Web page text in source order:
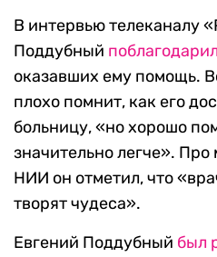
В интервью телеканалу
Поддубный поблагодарил
оказавших ему помощь.
плохо помнит, как его
больницу, «но хорошо
значительно легче».
НИИ он отметил, что
творят чудеса».
Евгений Поддубный был